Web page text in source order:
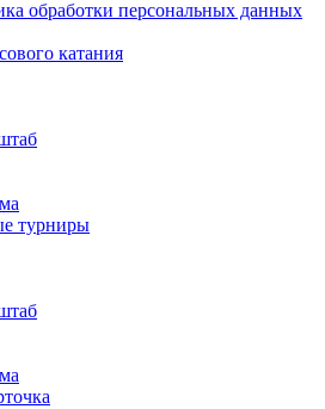
обработки персональных данных
катания
турниры